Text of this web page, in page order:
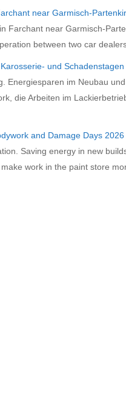
near Garmisch-
Farchant near Garmisch-
between two car
und Schadenstagen
Energiesparen im Neubau
die Arbeiten im
and Damage Days 2026
Saving energy in new
work in the paint store